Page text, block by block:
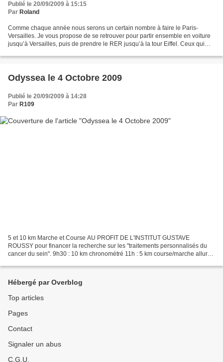
Publié le 20/09/2009 à 15:15
Par Roland
Comme chaque année nous serons un certain nombre à faire le Paris-
Versailles. Je vous propose de se retrouver pour partir ensemble en voiture
jusqu’à Versailles, puis de prendre le RER jusqu’à la tour Eiffel. Ceux qui
Odyssea le 4 Octobre 2009
Publié le 20/09/2009 à 14:28
Par R109
5 et 10 km Marche et Course AU PROFIT DE L'INSTITUT GUSTAVE
ROUSSY pour financer la recherche sur les "traitements personnalisés du
cancer du sein". 9h30 : 10 km chronométré 11h : 5 km course/marche allure
Hébergé par Overblog
Top articles
Pages
Contact
Signaler un abus
C.G.U.